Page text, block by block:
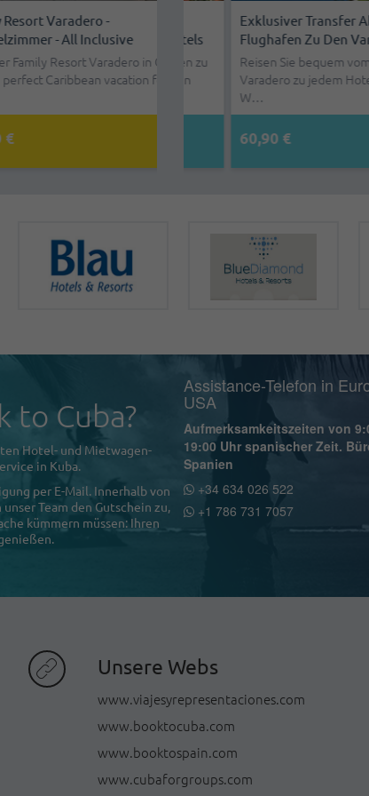
Varadero -
- All Inclusive
Resort Varadero in Cuba
Caribbean vacation for
Kompaktautos - Versicherung
Inbegriffen
Modelle: Hyundai Grand i 10 / Kia
Picanto / MG3 Flughafengebühr:
Transfer Ab HAV-
Zu Den Varadero Hotels
ab Havanna Flughafen zu
in Varadero Reisen
Exklusiver Transfer Ab
Flughafen Zu Den Varadero
Reisen Sie bequem vom
Varadero zu jedem Hotel in
60,90 €
to Cuba?
Hotel- und Mietwagen-
in Kuba.
per E-Mail. Innerhalb von
Team den Gutschein zu,
kümmern müssen: Ihren
Assistance-Telefon in
USA
Aufmerksamkeitszeiten von
19:00 Uhr spanischer Zeit.
Spanien
+34 634 026 522
+1 786 731 7057
Unsere Webs
www.viajesyrepresentaciones.com
www.booktocuba.com
www.booktospain.com
www.cubaforgroups.com